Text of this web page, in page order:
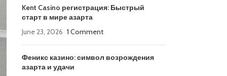
Kent Casino регистрация: Быстрый
старт в мире азарта
June 23, 2026 1 Comment
Феникс казино: символ возрождения
азарта и удачи